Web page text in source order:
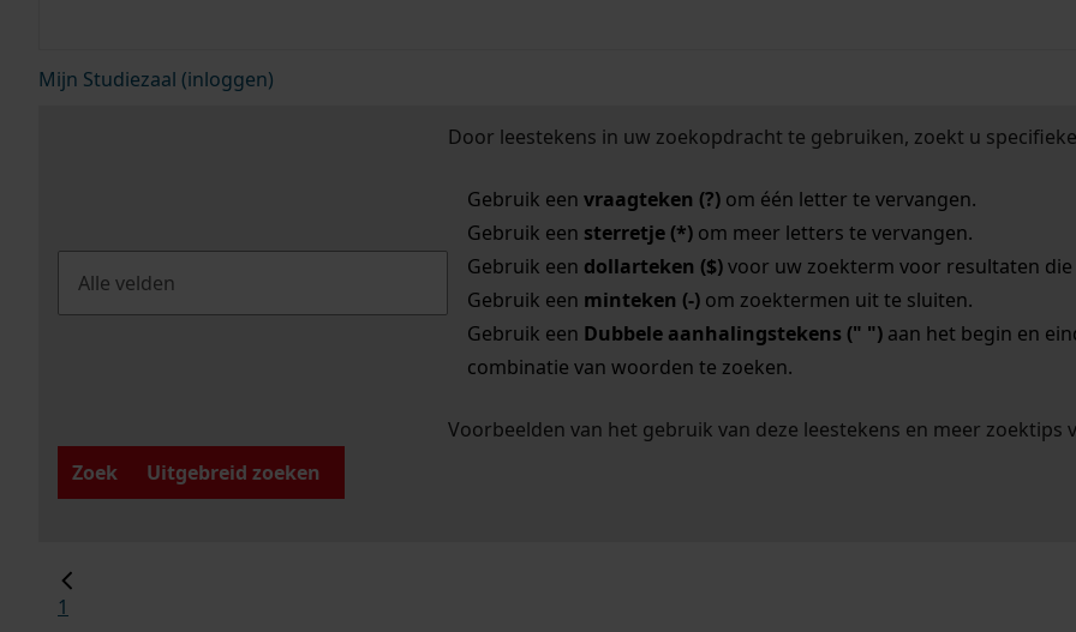
Mijn Studiezaal (inloggen)
Door leestekens in uw zoekopdracht te gebruiken, zoekt u
Gebruik een vraagteken (?)om één letter te vervangen.
Gebruik een sterretje (*)om meer letters te vervangen.
Gebruik een dollarteken ($)voor uw zoekterm voor resultaten die
Gebruik een minteken (-)om zoektermen uit te sluiten.
Gebruik een Dubbele aanhalingstekens (" ")aan het begin en
combinatie van woorden te zoeken.
Voorbeelden van het gebruik van deze leestekens en meer zoektips
Zoek
Uitgebreid zoeken
1